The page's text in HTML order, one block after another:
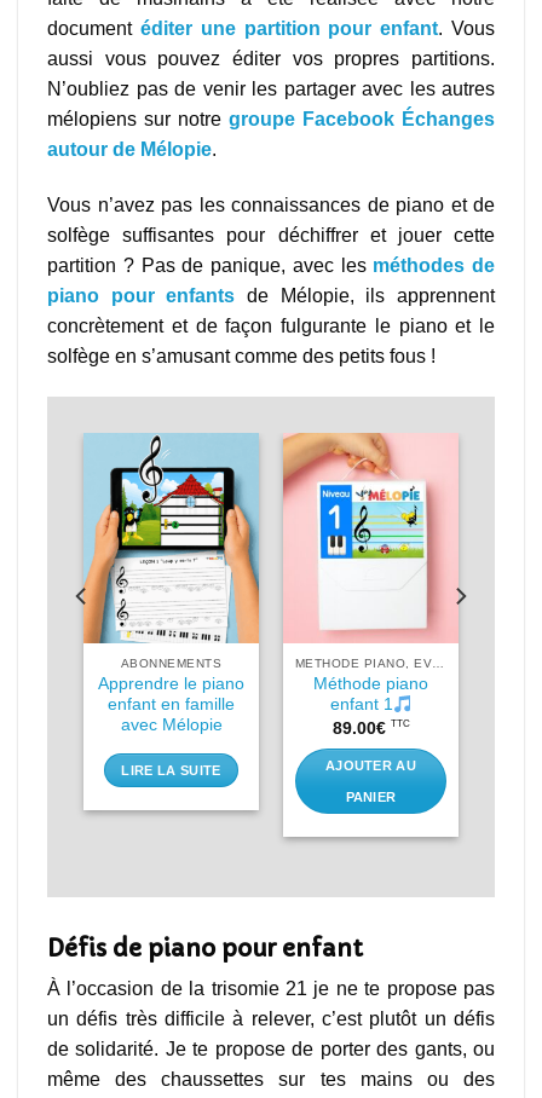
document éditer une partition pour enfant. Vous
aussi vous pouvez éditer vos propres partitions.
N’oubliez pas de venir les partager avec les autres
mélopiens sur notre groupe Facebook Échanges
autour de Mélopie.
Vous n’avez pas les connaissances de piano et de
solfège suffisantes pour déchiffrer et jouer cette
partition ? Pas de panique, avec les méthodes de
piano pour enfants de Mélopie, ils apprennent
concrètement et de façon fulgurante le piano et le
solfège en s’amusant comme des petits fous !
ABONNEMENTS
Apprendre le piano
enfant en famille
avec Mélopie
LIRE LA SUITE
Méthode piano
enfant 1
89.00€ TTC
AJOUTER AU
PANIER
Défis de piano pour enfant
À l’occasion de la trisomie 21 je ne te propose pas
un défis très difficile à relever, c’est plutôt un défis
de solidarité. Je te propose de porter des gants, ou
même des chaussettes sur tes mains ou des